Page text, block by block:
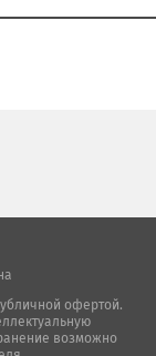
офертой.
возможно